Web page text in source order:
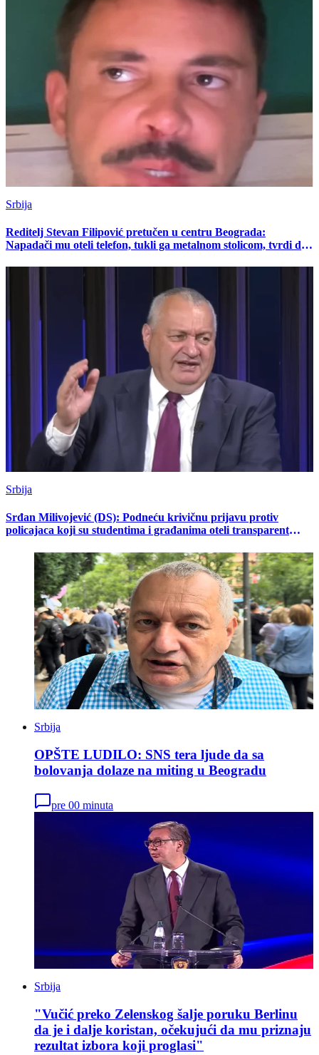
Srbija
Reditelj Stevan Filipović pretučen u centru Beograda:
Napadači mu oteli telefon, tukli ga metalnom stolicom, tvrdi da
Srbija
Srđan Milivojević (DS): Podneću krivičnu prijavu protiv
policajaca koji su studentima i građanima oteli transparent
Srbija
OPŠTE LUDILO: SNS tera ljude da sa
bolovanja dolaze na miting u Beogradu
pre 00 minuta
Srbija
"Vučić preko Zelenskog šalje poruku Berlinu
da je i dalje koristan, očekujući da mu priznaju
rezultat izbora koji proglasi"